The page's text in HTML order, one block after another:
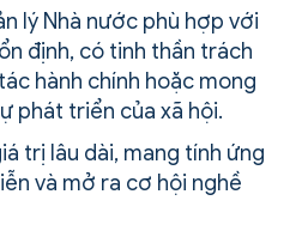
lý Nhà nước phù hợp với
định, có tinh thần trách
hành chính hoặc mong
phát triển của xã hội.
trị lâu dài, mang tính ứng
và mở ra cơ hội nghề